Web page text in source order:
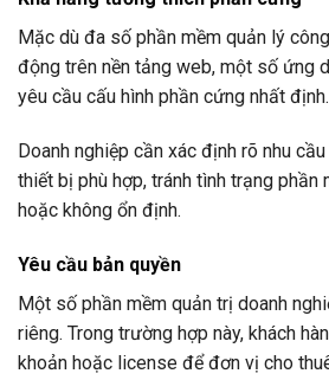
Mặc dù đa số phần mềm quản lý
động trên nền tảng web, một số ứng
yêu cầu cấu hình phần cứng nhất định.
Doanh nghiệp cần xác định rõ nhu
thiết bị phù hợp, tránh tình trạng phần
hoặc không ổn định.
Yêu cầu bản quyền
Một số phần mềm quản trị doanh
riêng. Trong trường hợp này, khách
khoản hoặc license để đơn vị cho